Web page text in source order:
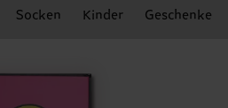
Socken Kinder Geschenke